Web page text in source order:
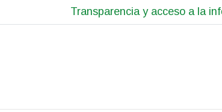
Transparencia y acceso a la